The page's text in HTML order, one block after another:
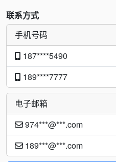
联系方式
手机号码
187****5490
189****7777
电子邮箱
974***@***.com
189***@***.com